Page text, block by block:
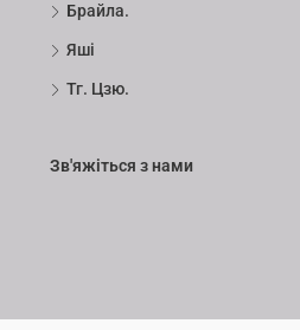
Брайла.
Яші
Тг. Цзю.
Зв'яжіться з нами